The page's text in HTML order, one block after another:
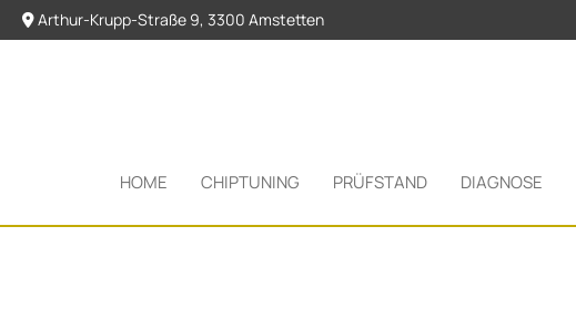
 Arthur-Krupp-Straße 9, 3300 Amstetten
HOME CHIPTUNING PRÜFSTAND DIAGNOSE